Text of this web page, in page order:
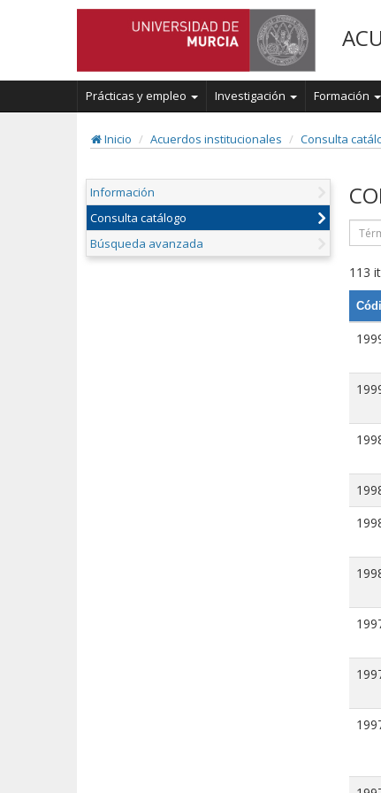
Prácticas y empleo Investigación Formación
Inicio Acuerdos institucionales Consulta
Información
Consulta catálogo
Búsqueda avanzada
113